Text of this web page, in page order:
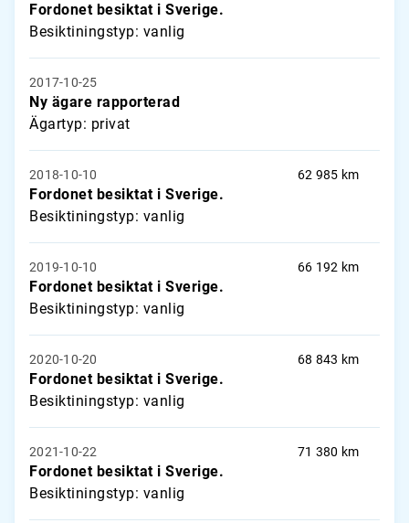
Fordonet besiktat i Sverige.
Besiktiningstyp: vanlig
2017-10-25
Ny ägare rapporterad
Ägartyp: privat
2018-10-10
Fordonet besiktat i Sverige.
Besiktiningstyp: vanlig
62 985 km
2019-10-10
Fordonet besiktat i Sverige.
Besiktiningstyp: vanlig
66 192 km
2020-10-20
Fordonet besiktat i Sverige.
Besiktiningstyp: vanlig
68 843 km
2021-10-22
Fordonet besiktat i Sverige.
Besiktiningstyp: vanlig
71 380 km